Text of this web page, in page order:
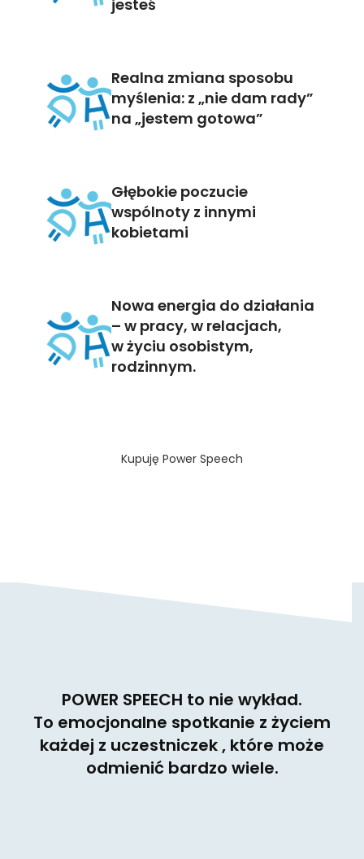
jesteś
Realna zmiana sposobu
myślenia: z „nie dam rady”
na „jestem gotowa”
Głębokie poczucie
wspólnoty z innymi
kobietami
Nowa energia do działania
– w pracy, w relacjach,
w życiu osobistym,
rodzinnym.
Kupuję Power Speech
POWER SPEECH to nie wykład.
To emocjonalne spotkanie z życiem
każdej z uczestniczek , które może
odmienić bardzo wiele.